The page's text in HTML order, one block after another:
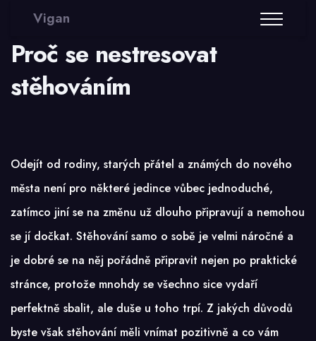
Vigan
Proč se nestresovat
stěhováním
Odejít od rodiny, starých přátel a známých do nového
města není pro některé jedince vůbec jednoduché,
zatímco jiní se na změnu už dlouho připravují a nemohou
se jí dočkat. Stěhování samo o sobě je velmi náročné a
je dobré se na něj pořádně připravit nejen po praktické
stránce, protože mnohdy se všechno sice vydaří
perfektně sbalit, ale duše u toho trpí. Z jakých důvodů
byste však stěhování měli vnímat pozitivně a co vám